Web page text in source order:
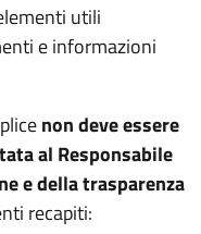
utili
e informazioni
non deve essere
al Responsabile
e della trasparenza
recapiti: